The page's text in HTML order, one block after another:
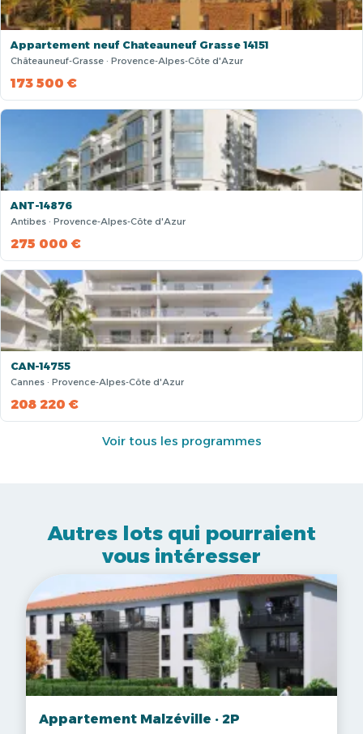
Appartement neuf Chateauneuf Grasse 14151
Châteauneuf-Grasse · Provence-Alpes-Côte d'Azur
173 500 €
ANT-14876
Antibes · Provence-Alpes-Côte d'Azur
275 000 €
CAN-14755
Cannes · Provence-Alpes-Côte d'Azur
208 220 €
Voir tous les programmes
Autres lots qui pourraient
vous intéresser
Appartement Malzéville · 2P